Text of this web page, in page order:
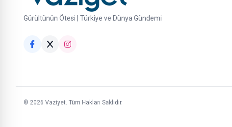
Gürültünün Ötesi | Türkiye ve Dünya Gündemi
© 2026 Vaziyet. Tüm Hakları Saklıdır.